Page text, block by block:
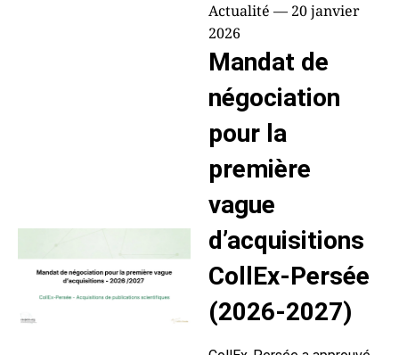
Actualité — 20 janvier
2026
Mandat de
négociation
pour la
première
vague
d’acquisitions
CollEx-Persée
(2026-2027)